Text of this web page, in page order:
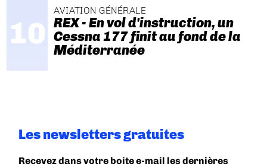
AVIATION GÉNÉRALE
REX - En vol d'instruction, un
Cessna 177 finit au fond de la
Méditerranée
Les newsletters gratuites
Recevez dans votre boite e-mail les dernières